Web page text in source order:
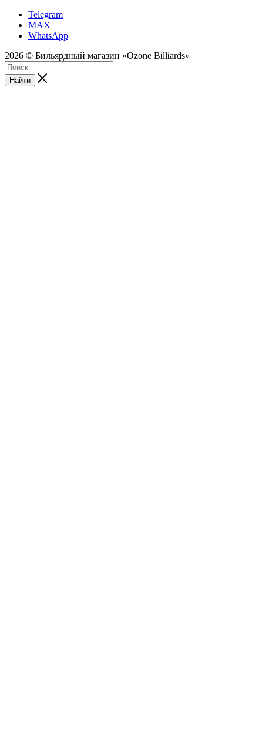
Telegram
MAX
WhatsApp
2026 © Бильярдный магазин «Ozone Billiards»
Найти